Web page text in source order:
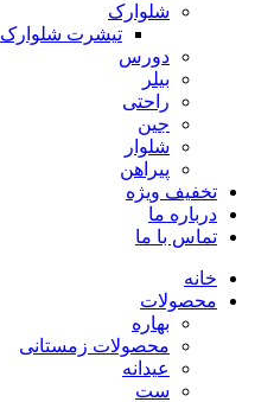
شلوارک
تیشرت شلوارک
دورس
بیلر
راحتی
جین
شلوار
پیراهن
تخفیف ویژه
درباره ما
تماس با ما
خانه
محصولات
بهاره
محصولات زمستانی
عیدانه
ست